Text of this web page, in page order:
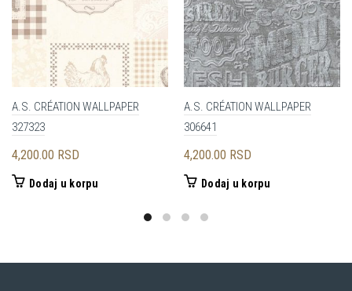
A.S. CRÉATION WALLPAPER
327323
4,200.00 RSD
Dodaj u korpu
A.S. CRÉATION WALLPAPER
306641
4,200.00 RSD
Dodaj u korpu